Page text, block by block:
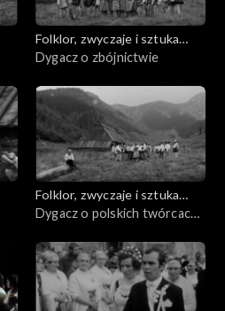
Folklor, zwyczaje i sztuka
ludowa
Dygacz o zbójnictwie
Folklor, zwyczaje i sztuka
ludowa
Dygacz o polskich twórcach